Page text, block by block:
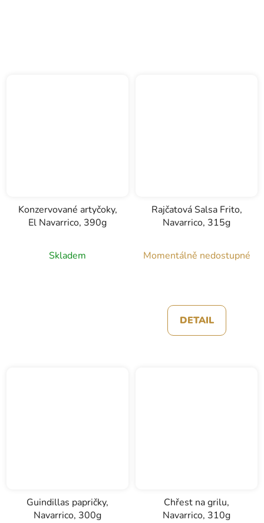
Konzervované artyčoky,
El Navarrico, 390g
Skladem
Rajčatová Salsa Frito,
Navarrico, 315g
Momentálně nedostupné
DETAIL
Guindillas papričky,
Navarrico, 300g
Chřest na grilu,
Navarrico, 310g